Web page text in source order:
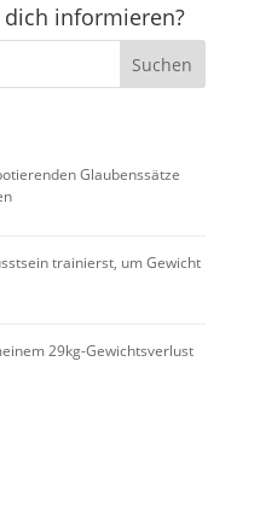
informieren?
Glaubenssätze
trainierst, um Gewicht
29kg-Gewichtsverlust